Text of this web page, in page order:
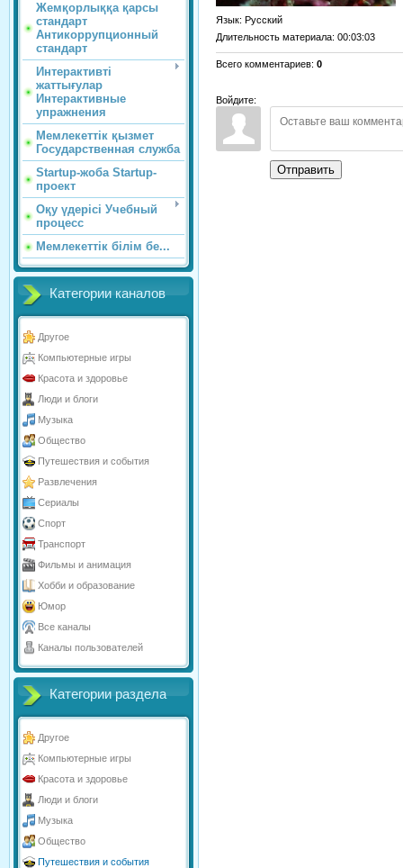
Жемқорлыққа қарсы
стандарт
Антикоррупционный
стандарт
Интерактивті
жаттығулар
Интерактивные
упражнения
Мемлекеттік қызмет
Государственная служба
Startup-жоба Startup-
проект
Оқу үдерісі Учебный
процесс
Мемлекеттік білім бе...
Категории каналов
Другое
Компьютерные игры
Красота и здоровье
Люди и блоги
Музыка
Общество
Путешествия и события
Развлечения
Сериалы
Спорт
Транспорт
Фильмы и анимация
Хобби и образование
Юмор
Все каналы
Каналы пользователей
Категории раздела
Другое
Компьютерные игры
Красота и здоровье
Люди и блоги
Музыка
Общество
Путешествия и события
Язык: Русский
Длительность материала: 00:03:03
Всего комментариев: 0
Войдите:
Отправить